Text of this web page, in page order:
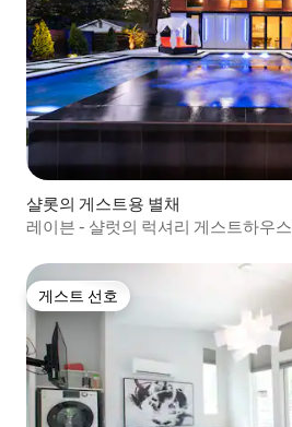
샬롯의 게스트용 별채
레이븐 - 샬럿의 럭셔리 게스트하우스
게스트 선호
게스트 선호